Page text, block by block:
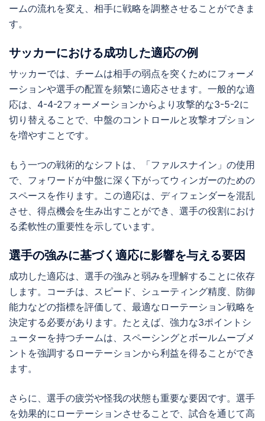
ームの流れを変え、相手に戦略を調整させることができま
す。
サッカーにおける成功した適応の例
サッカーでは、チームは相手の弱点を突くためにフォーメ
ーションや選手の配置を頻繁に適応させます。一般的な適
応は、4-4-2フォーメーションからより攻撃的な3-5-2に
切り替えることで、中盤のコントロールと攻撃オプション
を増やすことです。
もう一つの戦術的なシフトは、「ファルスナイン」の使用
で、フォワードが中盤に深く下がってウィンガーのための
スペースを作ります。この適応は、ディフェンダーを混乱
させ、得点機会を生み出すことができ、選手の役割におけ
る柔軟性の重要性を示しています。
選手の強みに基づく適応に影響を与える要因
成功した適応は、選手の強みと弱みを理解することに依存
します。コーチは、スピード、シューティング精度、防御
能力などの指標を評価して、最適なローテーション戦略を
決定する必要があります。たとえば、強力な3ポイントシ
ューターを持つチームは、スペーシングとボールムーブメ
ントを強調するローテーションから利益を得ることができ
ます。
さらに、選手の疲労や怪我の状態も重要な要因です。選手
を効果的にローテーションさせることで、試合を通じて高